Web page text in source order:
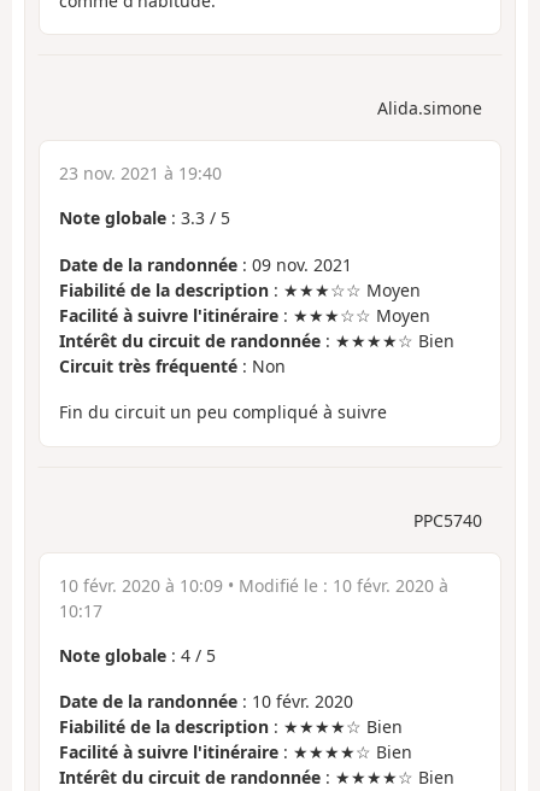
Alida.simone
23 nov. 2021 à 19:40
Note globale : 3.3 / 5
Date de la randonnée : 09 nov. 2021
Fiabilité de la description : ★★★☆☆ Moyen
Facilité à suivre l'itinéraire : ★★★☆☆ Moyen
Intérêt du circuit de randonnée : ★★★★☆ Bien
Circuit très fréquenté : Non
Fin du circuit un peu compliqué à suivre
PPC5740
10 févr. 2020 à 10:09 • Modifié le : 10 févr. 2020 à
10:17
Note globale : 4 / 5
Date de la randonnée : 10 févr. 2020
Fiabilité de la description : ★★★★☆ Bien
Facilité à suivre l'itinéraire : ★★★★☆ Bien
Intérêt du circuit de randonnée : ★★★★☆ Bien